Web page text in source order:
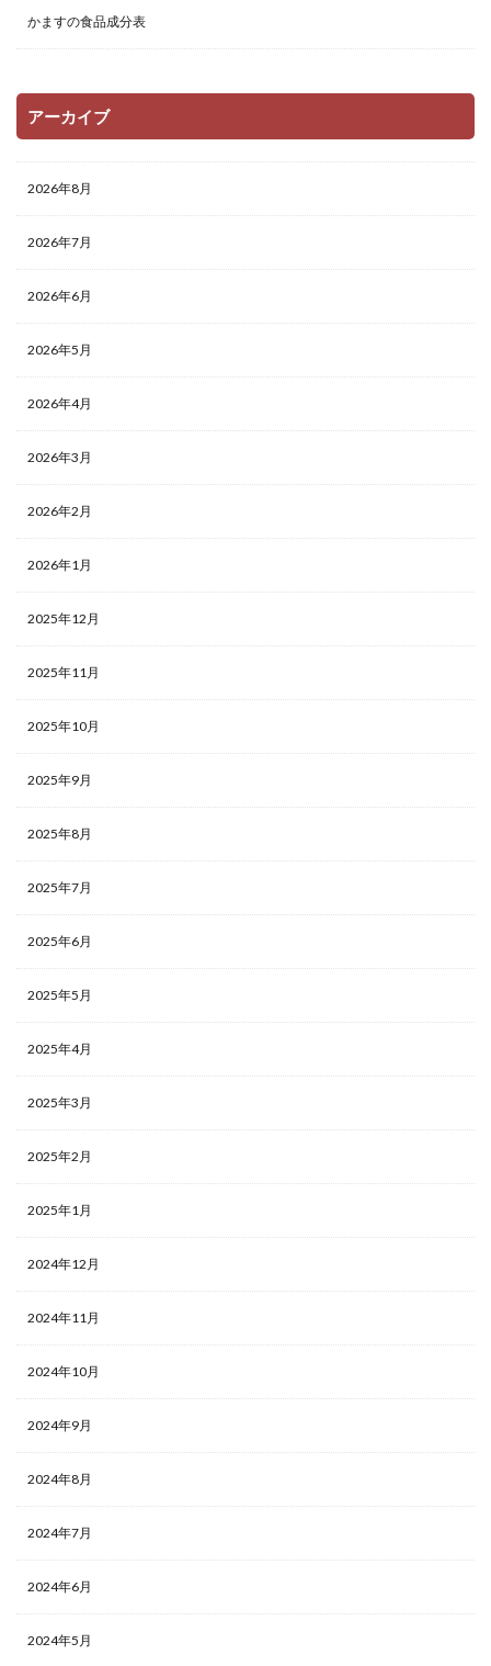
かますの食品成分表
アーカイブ
2026年8月
2026年7月
2026年6月
2026年5月
2026年4月
2026年3月
2026年2月
2026年1月
2025年12月
2025年11月
2025年10月
2025年9月
2025年8月
2025年7月
2025年6月
2025年5月
2025年4月
2025年3月
2025年2月
2025年1月
2024年12月
2024年11月
2024年10月
2024年9月
2024年8月
2024年7月
2024年6月
2024年5月